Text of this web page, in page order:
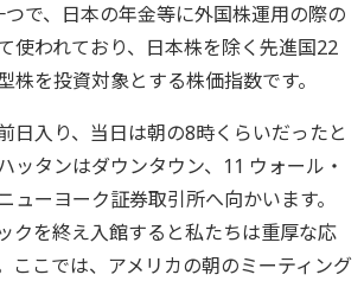
で、日本の年金等に外国株運用の際の
使われており、日本株を除く先進国22
株を投資対象とする株価指数です。
日入り、当日は朝の8時くらいだったと
ッタンはダウンタウン、11 ウォール・
ューヨーク証券取引所へ向かいます。
クを終え入館すると私たちは重厚な応
ここでは、アメリカの朝のミーティング